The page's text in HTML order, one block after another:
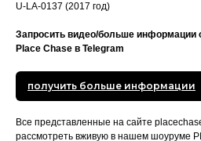
U-LA-0137 (2017 год)
Запросить видео/больше информации
Place Chase в Telegram
получить больше информации
Все представленные на сайте
рассмотреть вживую в нашем шоуруме